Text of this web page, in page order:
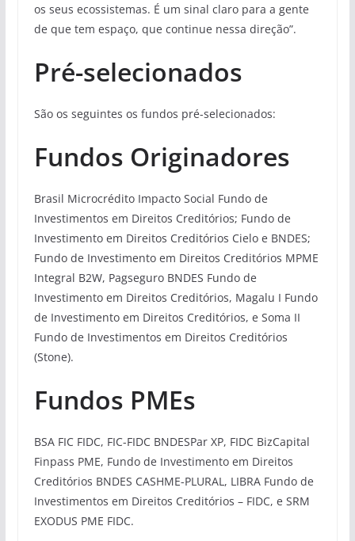
os seus ecossistemas. É um sinal claro para a gente
de que tem espaço, que continue nessa direção”.
Pré-selecionados
São os seguintes os fundos pré-selecionados:
Fundos Originadores
Brasil Microcrédito Impacto Social Fundo de
Investimentos em Direitos Creditórios; Fundo de
Investimento em Direitos Creditórios Cielo e BNDES;
Fundo de Investimento em Direitos Creditórios MPME
Integral B2W, Pagseguro BNDES Fundo de
Investimento em Direitos Creditórios, Magalu I Fundo
de Investimento em Direitos Creditórios, e Soma II
Fundo de Investimentos em Direitos Creditórios
(Stone).
Fundos PMEs
BSA FIC FIDC, FIC-FIDC BNDESPar XP, FIDC BizCapital
Finpass PME, Fundo de Investimento em Direitos
Creditórios BNDES CASHME-PLURAL, LIBRA Fundo de
Investimentos em Direitos Creditórios – FIDC, e SRM
EXODUS PME FIDC.